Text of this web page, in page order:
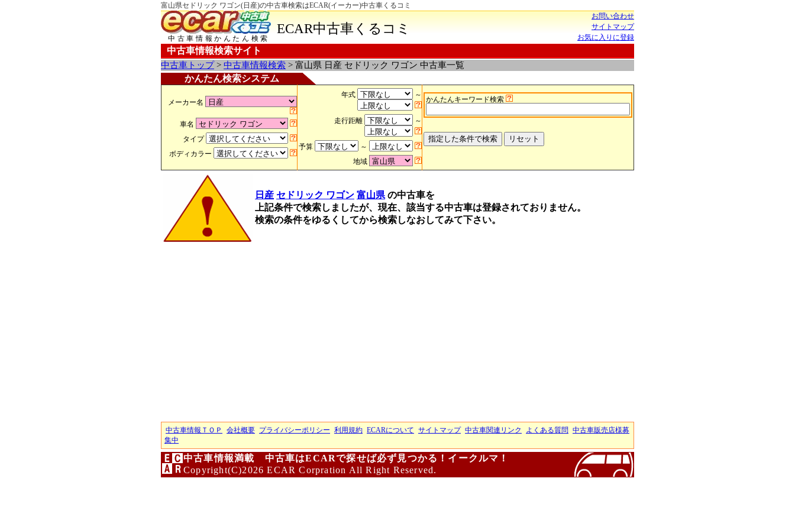
富山県セドリック ワゴン(日産)の中古車検索はECAR(イーカー)中古車くるコミ
中古車情報かんたん検索
ECAR中古車くるコミ
お問い合わせ
サイトマップ
お気に入りに登録
中古車情報検索サイト
中古車トップ> 中古車情報検索 > 富山県 日産 セドリック ワゴン 中古車一覧
かんたん検索システム
メーカー名
車名
タイプ
ボディカラー
年式 ～
走行距離 ～
予算
～
地域
かんたんキーワード検索
日産 セドリック ワゴン 富山県 の中古車を
上記条件で検索しましたが、現在、該当する中古車は登録されておりません。
検索の条件をゆるくしてから検索しなおしてみて下さい。
中古車情報ＴＯＰ 会社概要 プライバシーポリシー 利用規約 ECARについて サイトマップ 中古車関連リンク よくある質問 中古車販売店様募
集中
中古車情報満載 中古車はECARで探せば必ず見つかる！イークルマ！
Copyright(C)2026 ECAR Corpration All Right Reserved.